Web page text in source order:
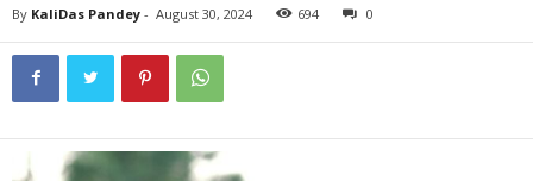
By KaliDas Pandey - August 30, 2024 694 0